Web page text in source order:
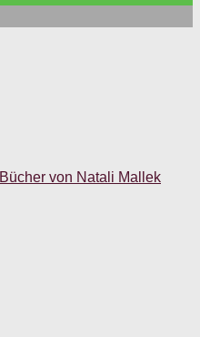
Bücher von Natali Mallek